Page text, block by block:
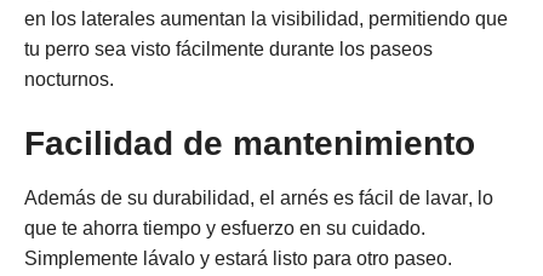
en los laterales aumentan la visibilidad, permitiendo que
tu perro sea visto fácilmente durante los paseos
nocturnos.
Facilidad de mantenimiento
Además de su durabilidad, el arnés es fácil de lavar, lo
que te ahorra tiempo y esfuerzo en su cuidado.
Simplemente lávalo y estará listo para otro paseo.